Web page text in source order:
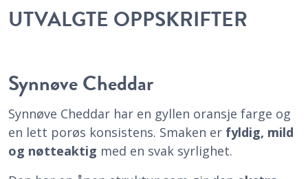
UTVALGTE OPPSKRIFTER
Synnøve Cheddar
Synnøve Cheddar har en gyllen oransje farge og
en lett porøs konsistens. Smaken er fyldig, mild
og nøtteaktig med en svak syrlighet.